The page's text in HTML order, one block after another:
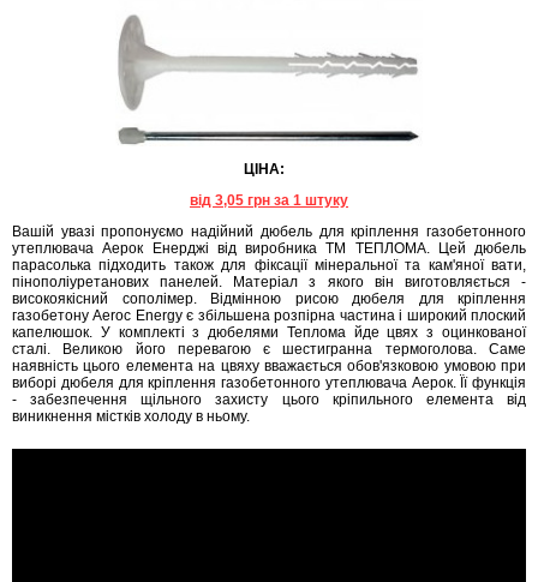
ЦІНА:
від 3,05 грн за 1 штуку
Вашій увазі пропонуємо надійний дюбель для кріплення газобетонного
утеплювача Аерок Енерджі від виробника ТМ ТЕПЛОМА. Цей дюбель
парасолька підходить також для фіксації мінеральної та кам'яної вати,
пінополіуретанових панелей. Матеріал з якого він виготовляється -
високоякісний сополімер. Відмінною рисою дюбеля для кріплення
газобетону Aeroc Energy є збільшена розпірна частина і широкий плоский
капелюшок. У комплекті з дюбелями Теплома йде цвях з оцинкованої
сталі. Великою його перевагою є шестигранна термоголова. Саме
наявність цього елемента на цвяху вважається обов'язковою умовою при
виборі дюбеля для кріплення газобетонного утеплювача Аерок. Її функція
- забезпечення щільного захисту цього кріпильного елемента від
виникнення містків холоду в ньому.